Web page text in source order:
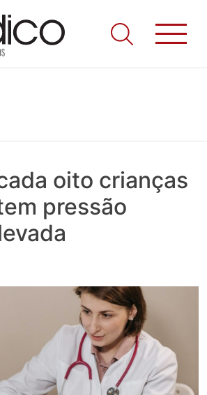
Todos os Médicos. Onde as notícias
o que se passa na Saúde!
oito crianças
pressão